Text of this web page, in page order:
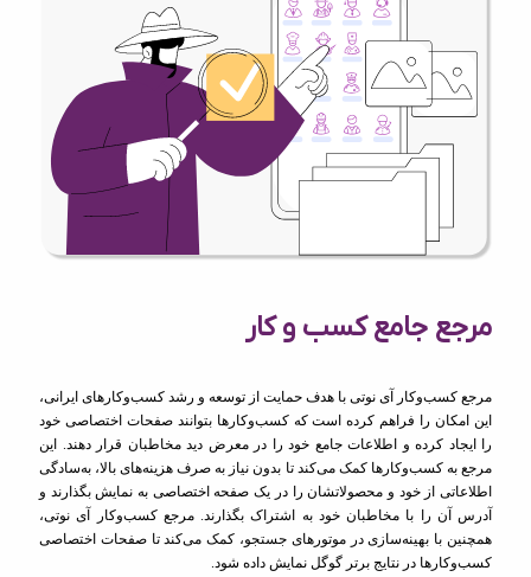
مرجع جامع کسب و کار
مرجع کسب‌وکار آی نوتی با هدف حمایت از توسعه و رشد کسب‌وکارهای ایرانی،
این امکان را فراهم کرده است که کسب‌وکارها بتوانند صفحات اختصاصی خود
را ایجاد کرده و اطلاعات جامع خود را در معرض دید مخاطبان قرار دهند. این
مرجع به کسب‌وکارها کمک می‌کند تا بدون نیاز به صرف هزینه‌های بالا، به‌سادگی
اطلاعاتی از خود و محصولاتشان را در یک صفحه اختصاصی به نمایش بگذارند و
آدرس آن را با مخاطبان خود به اشتراک بگذارند. مرجع کسب‌وکار آی نوتی،
همچنین با بهینه‌سازی در موتورهای جستجو، کمک می‌کند تا صفحات اختصاصی
کسب‌وکارها در نتایج برتر گوگل نمایش داده شود.